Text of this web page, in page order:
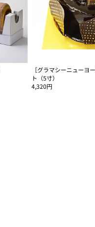
［グラマシーニューヨ
ト（5寸）
4,320円